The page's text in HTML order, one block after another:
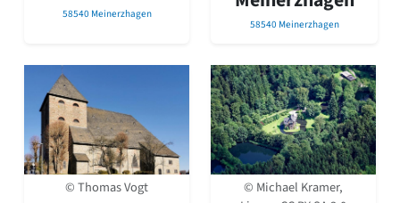
58540 Meinerzhagen
58540 Meinerzhagen
© Thomas Vogt
© Michael Kramer,